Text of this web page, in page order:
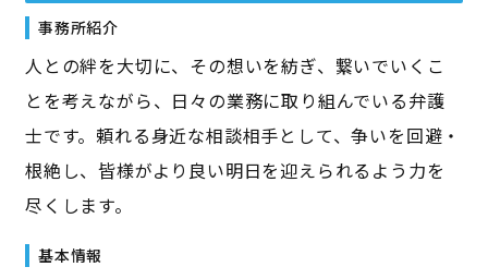
事務所紹介
人との絆を大切に、その想いを紡ぎ、繋いでいくこ
とを考えながら、日々の業務に取り組んでいる弁護
士です。頼れる身近な相談相手として、争いを回避・
根絶し、皆様がより良い明日を迎えられるよう力を
尽くします。
基本情報